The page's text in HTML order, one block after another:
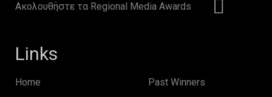
Ακολουθήστε τα Regional Media Awards
Links
Home Past Winners